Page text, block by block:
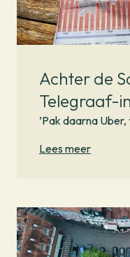
Achter de
Telegraaf-
’Pak daarna
Lees meer